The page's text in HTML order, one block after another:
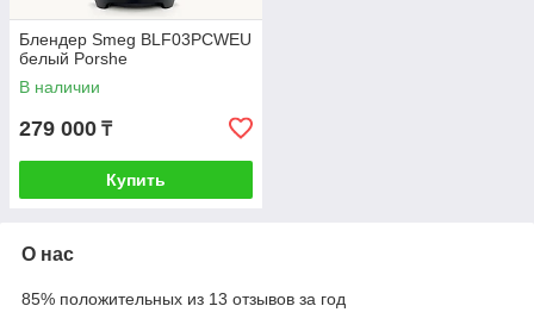
Блендер Smeg BLF03PCWEU
белый Porshe
В наличии
279 000 ₸
Купить
О нас
85% положительных из 13 отзывов за год